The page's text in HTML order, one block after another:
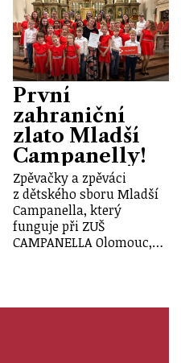
První
zahraniční
zlato Mladší
Campanelly!
Zpěvačky a zpěváci
z dětského sboru Mladší
Campanella, který
funguje při ZUŠ
CAMPANELLA Olomouc,…